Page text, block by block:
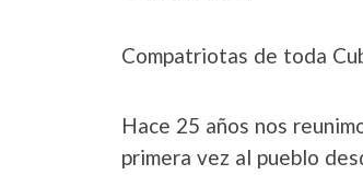
Compatriotas de toda
Hace 25 años nos
primera vez al pueblo